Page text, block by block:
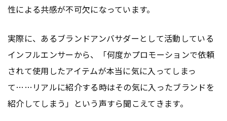
性による共感が不可欠になっています。
実際に、あるブランドアンバサダーとして活動している
インフルエンサーから、「何度かプロモーションで依頼
されて使用したアイテムが本当に気に入ってしまっ
て……リアルに紹介する時はその気に入ったブランドを
紹介してしまう」という声すら聞こえてきます。